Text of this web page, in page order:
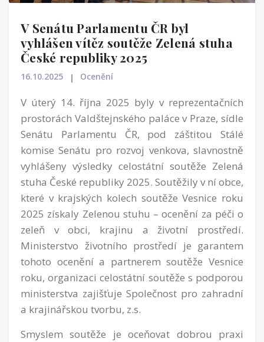
V Senátu Parlamentu ČR byl
vyhlášen vítěz soutěže Zelená stuha
České republiky 2025
16.10.2025 Ocenění
V úterý 14. října 2025 byly v reprezentačních
prostorách Valdštejnského paláce v Praze, sídle
Senátu Parlamentu ČR, pod záštitou Stálé
komise Senátu pro rozvoj venkova, slavnostně
vyhlášeny výsledky celostátní soutěže Zelená
stuha České republiky 2025. Soutěžily v ní obce,
které v krajských kolech soutěže Vesnice roku
2025 získaly Zelenou stuhu – ocenění za péči o
zeleň v obci, krajinu a životní prostředí.
Ministerstvo životního prostředí je garantem
tohoto ocenění a partnerem soutěže Vesnice
roku, organizaci celostátní soutěže s podporou
ministerstva zajišťuje Společnost pro zahradní
a krajinářskou tvorbu, z.s.
Smyslem soutěže je oceňovat dobrou praxi